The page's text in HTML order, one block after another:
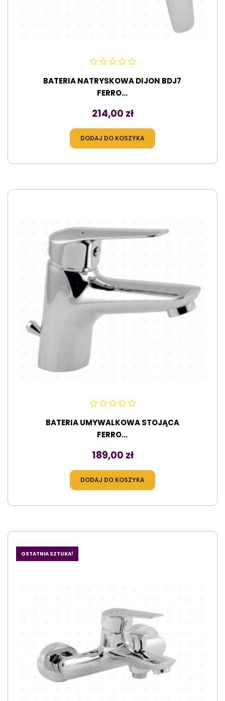
BATERIA NATRYSKOWA DIJON BDJ7
FERRO...
Cena
214,00 zł
DODAJ DO KOSZYKA
BATERIA UMYWALKOWA STOJĄCA
FERRO...
Cena
189,00 zł
DODAJ DO KOSZYKA
OSTATNIA SZTUKA!